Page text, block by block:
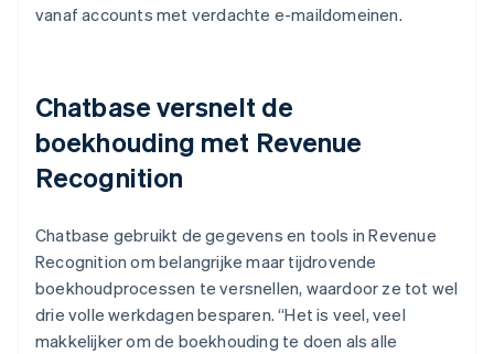
vanaf accounts met verdachte e-maildomeinen.
Chatbase versnelt de
boekhouding met Revenue
Recognition
Chatbase gebruikt de gegevens en tools in Revenue
Recognition om belangrijke maar tijdrovende
boekhoudprocessen te versnellen, waardoor ze tot wel
drie volle werkdagen besparen. “Het is veel, veel
makkelijker om de boekhouding te doen als alle